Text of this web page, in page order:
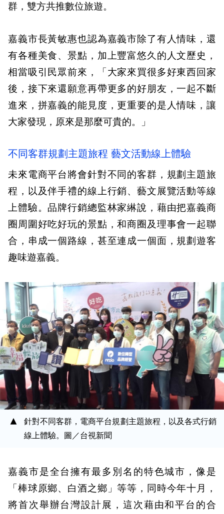
群，雙方共推數位旅遊。
嘉義市長黃敏惠也認為嘉義市除了有人情味，還
有各種美食、景點，加上豐富悠久的人文歷史，
相當吸引民眾前來，「大家來買很多好東西回家
後，接下來還願意再帶更多的好朋友，一起不斷
進來，拼嘉義的能見度，更重要的是人情味，讓
大家發現，原來是那麼可貴的。」
不同客群規劃主題旅程 藝文活動線上體驗
未來電商平台將會針對不同的客群，規劃主題旅
程，以及伴手禮的線上行銷、藝文展覽活動等線
上體驗。品牌行銷總監林家綝說，藉由把嘉義商
圈周圍好吃好玩的景點，和商圈及理事會一起聯
合，串成一個路線，甚至連成一個面，規劃遊客
趣味遊嘉義。
針對不同客群，電商平台規劃主題旅程，以及各式行銷
線上體驗。圖／台視新聞
嘉義市是全台擁有最多別名的特色城市，像是
「棒球原鄉、白酒之鄉」等等，同時今年十月，
將首次舉辦台灣設計展，這次藉由和平台的合